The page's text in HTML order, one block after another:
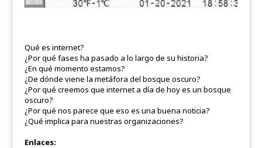
Qué es internet?
¿Por qué fases ha pasado a lo largo de su historia?
¿En qué momento estamos?
¿De dónde viene la metáfora del bosque oscuro?
¿Por qué creemos que internet a día de hoy es un bosque
oscuro?
¿Por qué nos parece que eso es una buena noticia?
¿Qué implica para nuestras organizaciones?
Enlaces: